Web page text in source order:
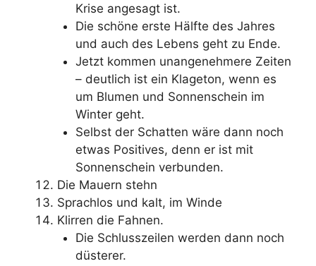
Krise angesagt ist.
Die schöne erste Hälfte des Jahres
und auch des Lebens geht zu Ende.
Jetzt kommen unangenehmere Zeiten
– deutlich ist ein Klageton, wenn es
um Blumen und Sonnenschein im
Winter geht.
Selbst der Schatten wäre dann noch
etwas Positives, denn er ist mit
Sonnenschein verbunden.
Die Mauern stehn
Sprachlos und kalt, im Winde
Klirren die Fahnen.
Die Schlusszeilen werden dann noch
düsterer.